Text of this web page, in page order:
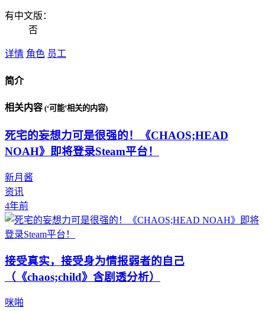
有中文版：
否
详情 角色 员工
简介
相关内容 (‘可能’相关的内容)
死宅的妄想力可是很强的！《CHAOS;HEAD
NOAH》即将登录Steam平台！
新月酱
资讯
4年前
接受真实，接受身为情报弱者的自己
（《chaos;child》含剧透分析）
咪啪